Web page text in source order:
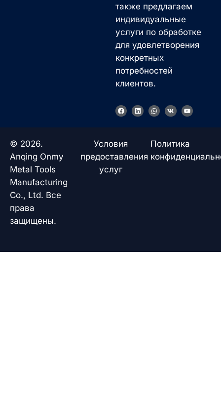
также предлагаем
индивидуальные
услуги по обработке
для удовлетворения
конкретных
потребностей
клиентов.
F
a
o
L
i
W
h
a
p
V
k
Y
o
e
© 2026.
Anqing Onmy
Metal Tools
Manufacturing
Co., Ltd. Все
права
защищены.
Условия
предоставления
услуг
Политика